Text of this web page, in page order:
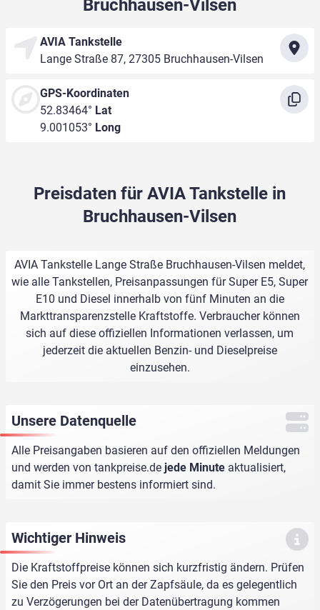
Bruchhausen-Vilsen
AVIA Tankstelle
Lange Straße 87, 27305 Bruchhausen-Vilsen
GPS-Koordinaten
52.83464° Lat
9.001053° Long
Preisdaten für AVIA Tankstelle in
Bruchhausen-Vilsen
AVIA Tankstelle Lange Straße Bruchhausen-Vilsen meldet,
wie alle Tankstellen, Preisanpassungen für Super E5, Super
E10 und Diesel innerhalb von fünf Minuten an die
Markttransparenzstelle Kraftstoffe. Verbraucher können
sich auf diese offiziellen Informationen verlassen, um
jederzeit die aktuellen Benzin- und Dieselpreise
einzusehen.
Unsere Datenquelle
Alle Preisangaben basieren auf den offiziellen Meldungen
und werden von tankpreise.de jede Minute aktualisiert,
damit Sie immer bestens informiert sind.
Wichtiger Hinweis
Die Kraftstoffpreise können sich kurzfristig ändern. Prüfen
Sie den Preis vor Ort an der Zapfsäule, da es gelegentlich
zu Verzögerungen bei der Datenübertragung kommen